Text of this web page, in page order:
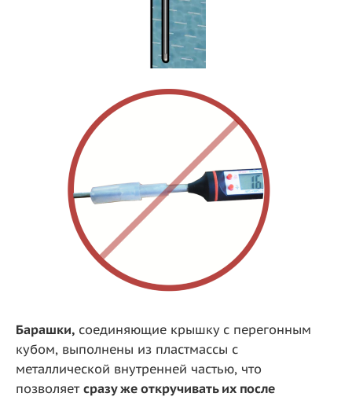
Барашки, соединяющие крышку с перегонным
кубом, выполнены из пластмассы с
металлической внутренней частью, что
позволяет сразу же откручивать их после